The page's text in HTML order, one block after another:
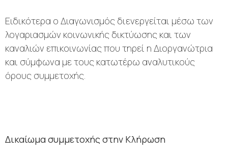
Ειδικότερα ο Διαγωνισμός διενεργείται μέσω των
λογαριασμών κοινωνικής δικτύωσης και των
καναλιών επικοινωνίας που τηρεί η Διοργανώτρια
και σύμφωνα με τους κατωτέρω αναλυτικούς
όρους συμμετοχής.
Δικαίωμα συμμετοχής στην Κλήρωση